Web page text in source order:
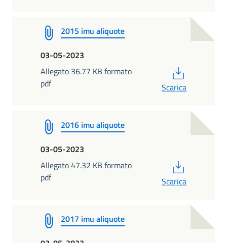
2015 imu aliquote
03-05-2023
Allegato 36.77 KB formato
pdf
Scarica
2016 imu aliquote
03-05-2023
Allegato 47.32 KB formato
pdf
Scarica
2017 imu aliquote